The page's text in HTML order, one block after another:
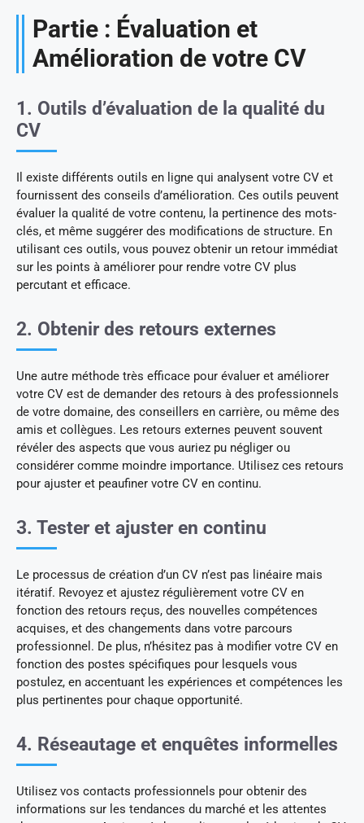
Partie : Évaluation et
Amélioration de votre CV
1. Outils d’évaluation de la qualité du
CV
Il existe différents outils en ligne qui analysent votre CV et
fournissent des conseils d’amélioration. Ces outils peuvent
évaluer la qualité de votre contenu, la pertinence des mots-
clés, et même suggérer des modifications de structure. En
utilisant ces outils, vous pouvez obtenir un retour immédiat
sur les points à améliorer pour rendre votre CV plus
percutant et efficace.
2. Obtenir des retours externes
Une autre méthode très efficace pour évaluer et améliorer
votre CV est de demander des retours à des professionnels
de votre domaine, des conseillers en carrière, ou même des
amis et collègues. Les retours externes peuvent souvent
révéler des aspects que vous auriez pu négliger ou
considérer comme moindre importance. Utilisez ces retours
pour ajuster et peaufiner votre CV en continu.
3. Tester et ajuster en continu
Le processus de création d’un CV n’est pas linéaire mais
itératif. Revoyez et ajustez régulièrement votre CV en
fonction des retours reçus, des nouvelles compétences
acquises, et des changements dans votre parcours
professionnel. De plus, n’hésitez pas à modifier votre CV en
fonction des postes spécifiques pour lesquels vous
postulez, en accentuant les expériences et compétences les
plus pertinentes pour chaque opportunité.
4. Réseautage et enquêtes informelles
Utilisez vos contacts professionnels pour obtenir des
informations sur les tendances du marché et les attentes